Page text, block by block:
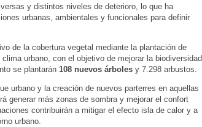
y distintos niveles de deterioro, lo que ha
urbanas, ambientales y funcionales para definir
de la cobertura vegetal mediante la plantación de
urbano, con el objetivo de mejorar la biodiversidad
se plantarán 108 nuevos árboles y 7.298 arbustos.
urbano y la creación de nuevos parterres en aquellas
generar más zonas de sombra y mejorar el confort
contribuirán a mitigar el efecto isla de calor y a
urbano.